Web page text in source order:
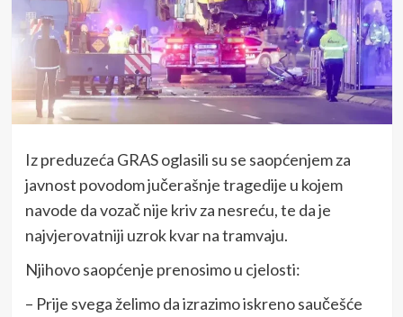
Iz preduzeća GRAS oglasili su se saopćenjem za
javnost povodom jučerašnje tragedije u kojem
navode da vozač nije kriv za nesreću, te da je
najvjerovatniji uzrok kvar na tramvaju.
Njihovo saopćenje prenosimo u cjelosti:
– Prije svega želimo da izrazimo iskreno saučešće